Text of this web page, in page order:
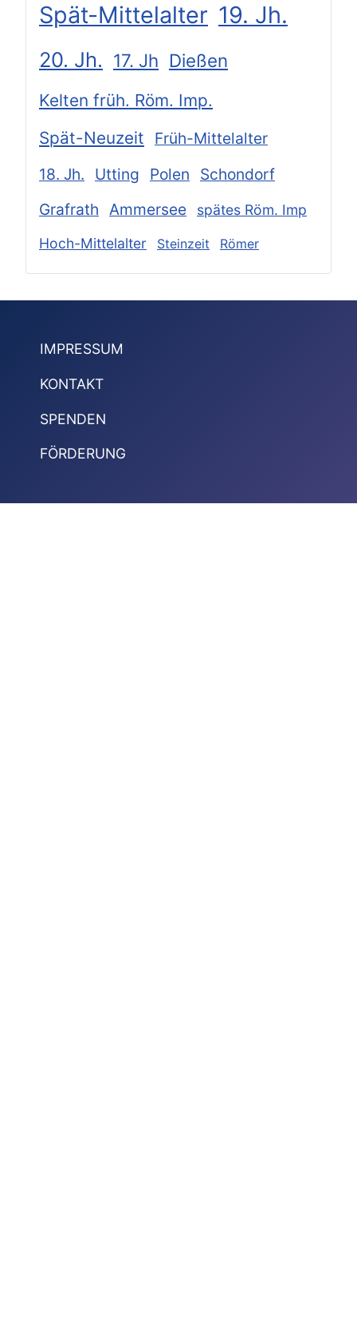
Spät-Mittelalter 19. Jh.
20. Jh. 17. Jh Dießen
Kelten früh. Röm. Imp.
Spät-Neuzeit
Früh-Mittelalter
18. Jh.
Utting Polen
Schondorf
Grafrath Ammersee
spätes Röm. Imp
Hoch-Mittelalter
Steinzeit Römer
IMPRESSUM
KONTAKT
SPENDEN
FÖRDERUNG